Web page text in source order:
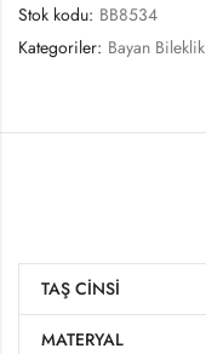
Stok kodu: BB8534
Kategoriler: Bayan Bileklik
TAŞ CINSI
MATERYAL